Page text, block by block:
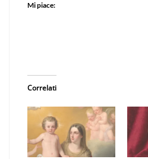
Mi piace:
Correlati